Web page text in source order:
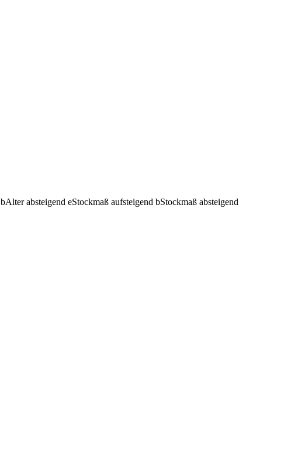
bAlter absteigend eStockmaß aufsteigend bStockmaß absteigend